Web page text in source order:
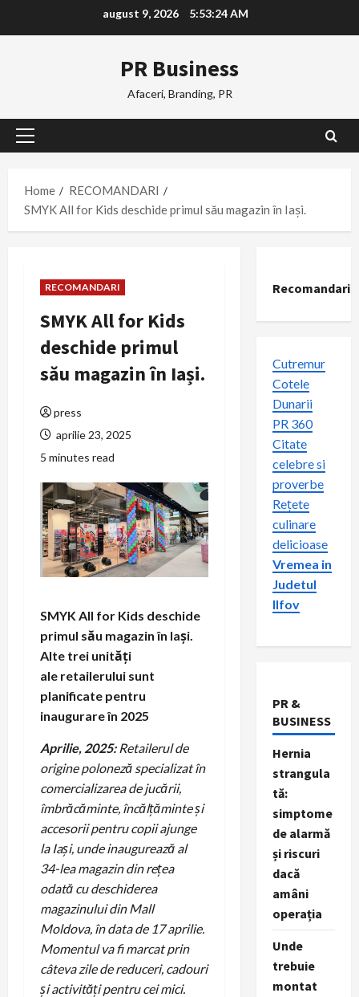
august 9, 2026 5:53:25 AM
PR Business
Afaceri, Branding, PR
Primary
Home
RECOMANDARI
SMYK All for Kids deschide primul său magazin în Iași.
RECOMANDARI
SMYK All for Kids
deschide primul
său magazin în Iași.
press
aprilie 23, 2025
5 minutes read
SMYK All for Kids deschide
primul său magazin în Iași.
Alte trei unități
ale retailerului sunt
planificate pentru
inaugurare în 2025
Aprilie, 2025: Retailerul de
origine poloneză specializat în
comercializarea de jucării,
îmbrăcăminte, încălțăminte și
accesorii pentru copii ajunge
la Iași, unde inaugurează al
34-lea magazin din rețea
odată cu deschiderea
magazinului din Mall
Moldova, în data de 17 aprilie.
Momentul va fi marcat prin
câteva zile de reduceri, cadouri
și activități pentru cei mici.
Recomandari
Cutremur
Cotele
Dunarii
PR 360
Citate
celebre si
proverbe
Rețete
culinare
delicioase
Vremea in
Judetul
Ilfov
PR &
BUSINESS
Hernia
strangula
tă:
simptome
de alarmă
și riscuri
dacă
amâni
operația
Unde
trebuie
montat